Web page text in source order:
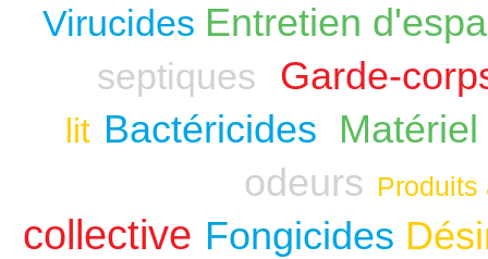
Virucides Entretien
septiques Garde-
lit Bactéricides
odeurs Produits
collective Fongicides